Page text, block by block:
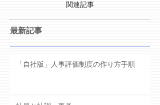
関連記事
最新記事
「自社版」人事評価制度の作り方手順